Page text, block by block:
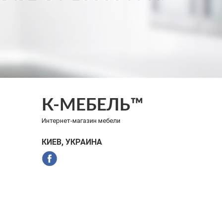
К-МЕБЕЛЬ™
Интернет-магазин мебели
КИЕВ, УКРАИНА